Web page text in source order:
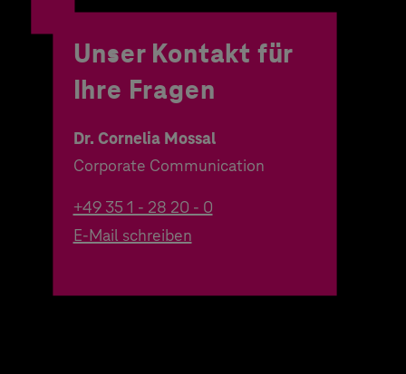
Unser Kontakt für
Ihre Fragen
Dr. Cornelia Mossal
Corporate Communication
+49 35 1 - 28 20 - 0
E-Mail schreiben